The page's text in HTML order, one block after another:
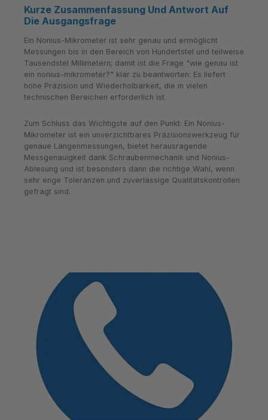
Kurze Zusammenfassung Und Antwort Auf
Die Ausgangsfrage
Ein Nonius-Mikrometer ist sehr genau und ermöglicht
Messungen bis in den Bereich von Hundertstel und teilweise
Tausendstel Millimetern; damit ist die Frage "wie genau ist
ein nonius-mikrometer?" klar zu beantworten: Es liefert
hohe Präzision und Wiederholbarkeit, die in vielen
technischen Bereichen erforderlich ist.
Zum Schluss das Wichtigste auf den Punkt: Ein Nonius-
Mikrometer ist ein unverzichtbares Präzisionswerkzeug für
genaue Längenmessungen, bietet herausragende
Messgenauigkeit dank Schraubenmechanik und Nonius-
Ablesung und ist besonders dann die richtige Wahl, wenn
sehr enge Toleranzen und zuverlässige Qualitätskontrollen
gefragt sind.